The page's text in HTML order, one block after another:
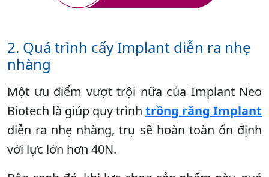
2. Quá trình cấy Implant diễn ra nhẹ
nhàng
Một ưu điểm vượt trội nữa của Implant Neo
Biotech là giúp quy trình trồng răng Implant
diễn ra nhẹ nhàng, trụ sẽ hoàn toàn ổn định
với lực lớn hơn 40N.